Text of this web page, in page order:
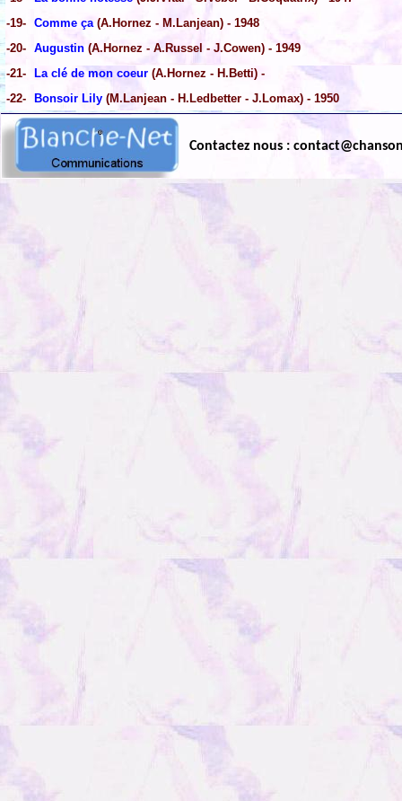
-19- Comme ça (A.Hornez - M.Lanjean) - 1948
-20- Augustin (A.Hornez - A.Russel - J.Cowen) - 1949
-21- La clé de mon coeur (A.Hornez - H.Betti) -
-22- Bonsoir Lily (M.Lanjean - H.Ledbetter - J.Lomax) - 1950
Contactez nous :